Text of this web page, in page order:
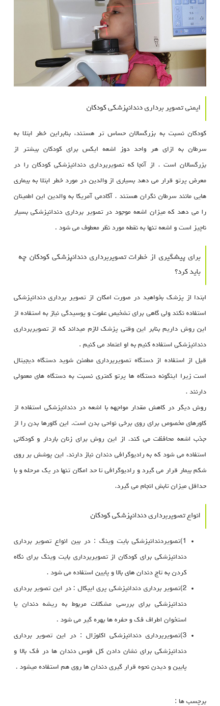
ایمنی تصویر برداری دندانپزشکی کودکان
کودکان نسبت به بزرگسالان حساس تر هستند، بنابراین خطر ابتلا به
سرطان به ازای هر واحد دوز اشعه ایکس برای کودکان بیشتر از
بزرگسالان است . از آنجا که تصویربرداری دندانپزشکی کودکان را در
معرض پرتو قرار می دهد بسیاری از والدین در مورد خطر ابتلا به بیماری
هایی مانند سرطان نگران هستند . آکادمی آمریکا به والدین این اطمینان
را می دهد که میزان اشعه موجود در تصویر برداری دندانپزشکی بسیار
ناچیز است و اشعه تنها به نقطه مورد نظر معطوف می شود .
برای پیشگیری از خطرات تصویربرداری دندانپزشکی کودکان چه
باید کرد؟
ابتدا از پزشک بخواهید در صورت امکان از تصویر برداری دندانپزشکی
استفاده نکند ولی گاهی برای تشخیص عفوت و پوسیدگی نیاز به استفاده از
این روش داریم بنابر این وقتی پزشک لازم میداند که از تصویربرداری
دندانپزشکی استفاده کنیم به او اعتماد می کنیم .
قبل از استفاده از دستگاه تصویربرداری مطمئن شوید دستگاه دیجیتال
است زیرا اینگونه دستگاه ها پرتو کمتری نسبت به دستگاه های معمولی
دارنند .
روش دیگر در کاهش مقدار مواجهه با اشعه در دندانپزشکی استفاده از
کاورهای مخصوص برای روی برخی نواحی بدن است. این کاورها بدن را از
جذب اشعه محافظت می کند. از این روش برای زنان باردار و کودکانی
استفاده می شود که به رادیوگرافی دندان نیاز دارند. این پوشش بر روی
شکم بیمار قرار می گیرد و رادیوگرافی تا حد امکان تنها در یک مرحله و با
حداقل میزان تابش انجام می گیرد.
انواع تصویربرداری دندانپزشکی کودکان
1)تصویردندانپزشکی بایت وینگ : در بین انواع تصویر برداری
دندانپزشکی برای کودکان از تصویربرداری بایت وینگ برای نگاه
کردن به تاج دندان های بالا و پایین استفاده می شود .
2)تصویر برداری دندانپزشکی پری ایپکال : در این تصویر برداری
دندانپزشکی برای بررسی مشکلات مربوط به ریشه دندان یا
استخوان اطراف فک و حفره ها بهره گیر می شود .
3)تصویربرداری دندانپزشکی اکلوزال : در این تصویر برداری
دندانپزشکی برای نشان دادن کل قوس دندان ها در فک بالا و
پایین و دیدن نحوه قرار گیری دندان ها روی هم استفاده میشود .
برچسب ها :